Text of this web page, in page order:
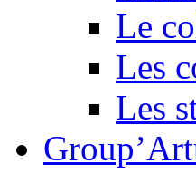
Le
Les
Les